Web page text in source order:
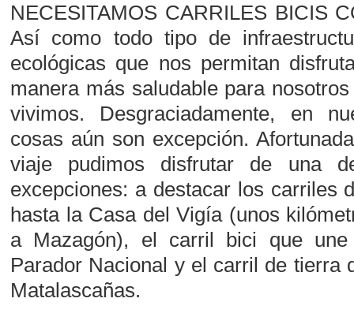
NECESITAMOS CARRILES BICIS
Así como todo tipo de
ecológicas que nos permitan
manera más saludable para
vivimos. Desgraciadamente, en
cosas aún son excepción.
viaje pudimos disfrutar de una
excepciones: a destacar los carriles
hasta la Casa del Vigía (unos
a Mazagón), el carril bici que
Parador Nacional y el carril de tierra
Matalascañas.